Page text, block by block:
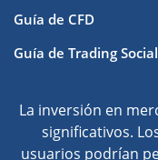
Guía de CFD
Guía de Trading Social
La inversión en
significativos.
usuarios podrían